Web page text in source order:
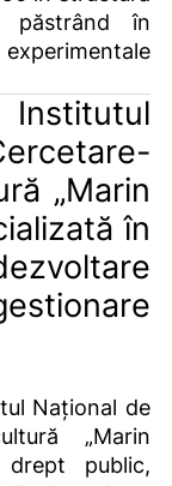
păstrând în
Institutul
„Marin
în
Naţional de
„Marin
drept public,